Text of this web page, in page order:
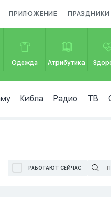
ПРИЛОЖЕНИЕ ПРАЗДНИКИ
Одежда Атрибутика
Кибла Радио ТВ
РАБОТАЮТ СЕЙЧАС